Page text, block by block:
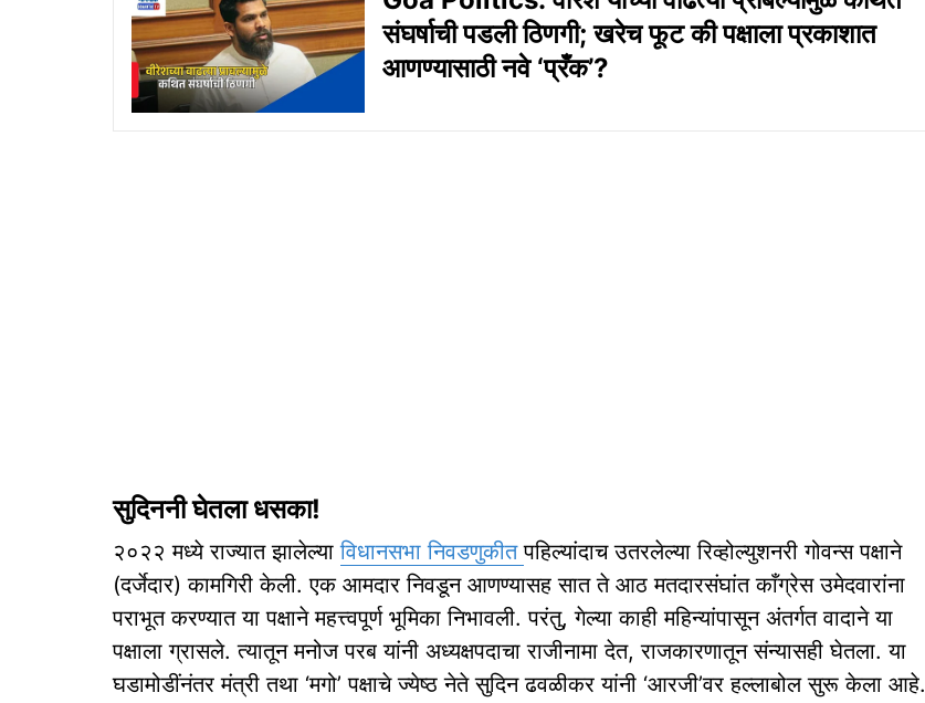
संघर्षाची पडली ठिणगी; खरेच फूट की पक्षाला प्रकाशात
आणण्‍यासाठी नवे ‘प्रँक’?
सुदिननी घेतला धसका!
२०२२ मध्‍ये राज्‍यात झालेल्‍याविधानसभा निवडणुकीतपहिल्‍यांदाच उतरलेल्‍या रिव्होल्‍युशनरी गोवन्‍स पक्षाने
(दर्जेदार) कामगिरी केली. एक आमदार निवडून आणण्‍यासह सात ते आठ मतदारसंघांत काँग्रेस उमेदवारांना
पराभूत करण्‍यात या पक्षाने महत्त्‍वपूर्ण भूमिका निभावली. परंतु, गेल्‍या काही महिन्‍यांपासून अंतर्गत वादाने या
पक्षाला ग्रासले. त्‍यातून मनोज परब यांनी अध्‍यक्षपदाचा राजीनामा देत, राजकारणातून संन्‍यासही घेतला. या
घडामोडींनंतर मंत्री तथा ‘मगो’ पक्षाचे ज्‍येष्‍ठ नेते सुदिन ढवळीकर यांनी ‘आरजी’वर हल्लाबोल सुरू केला आहे.